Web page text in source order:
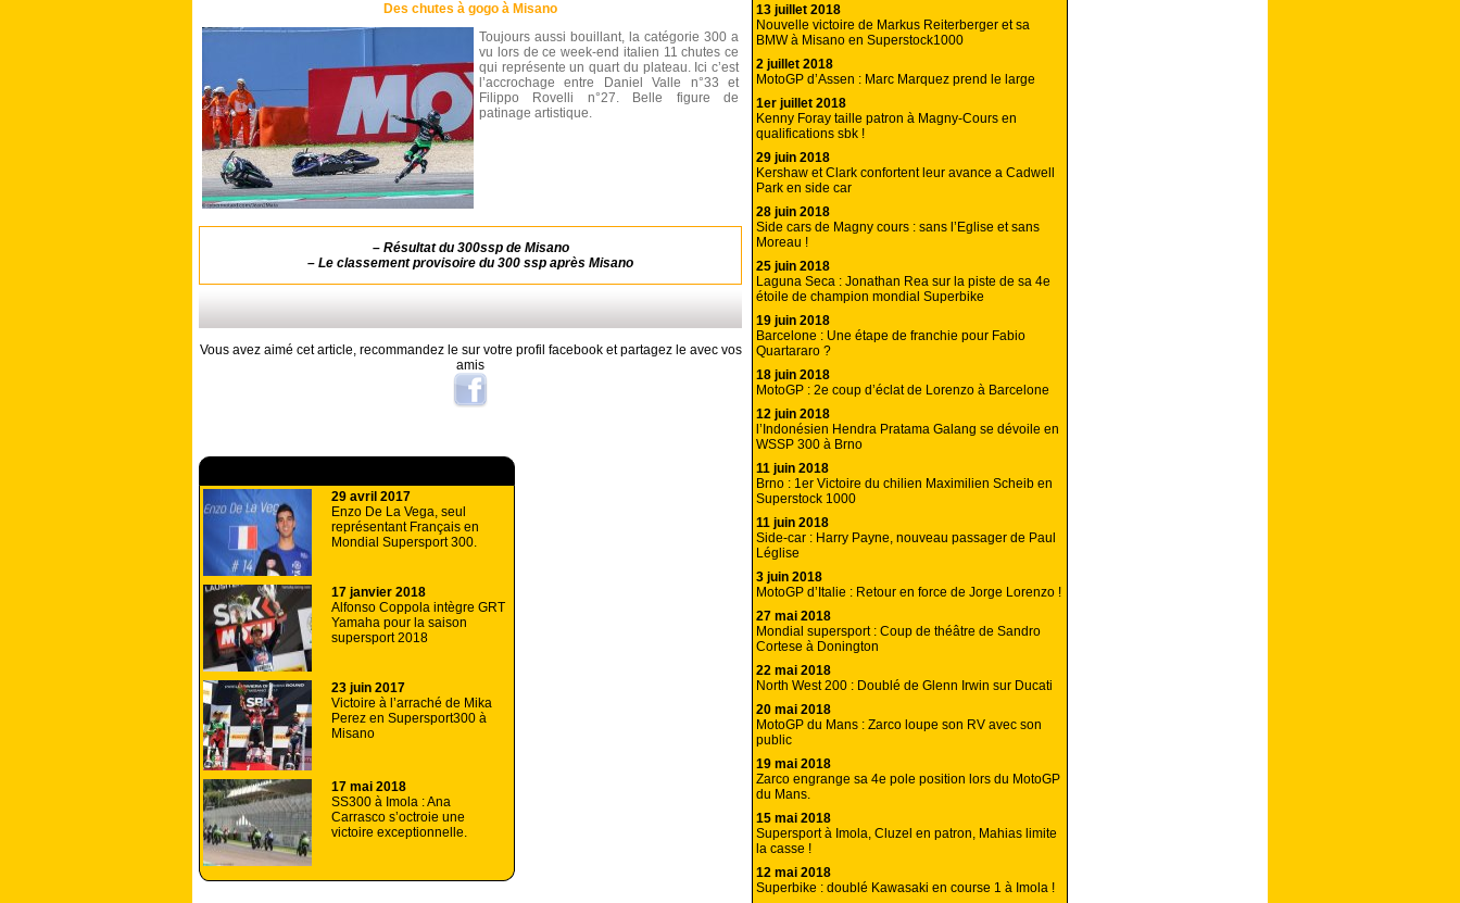
Des chutes à gogo à Misano
Toujours aussi bouillant, la catégorie 300 a
vu lors de ce week-end italien 11 chutes ce
qui représente un quart du plateau. Ici c’est
l’accrochage entre Daniel Valle n°33 et
Filippo Rovelli n°27. Belle figure de
patinage artistique.
– Résultat du 300ssp de Misano
– Le classement provisoire du 300 ssp après Misano
Vous avez aimé cet article, recommandez le sur votre profil facebook et partagez le avec vos
amis
29 avril 2017
Enzo De La Vega, seul
représentant Français en
Mondial Supersport 300.
17 janvier 2018
Alfonso Coppola intègre GRT
Yamaha pour la saison
supersport 2018
23 juin 2017
Victoire à l’arraché de Mika
Perez en Supersport300 à
Misano
17 mai 2018
SS300 à Imola : Ana
Carrasco s’octroie une
victoire exceptionnelle.
13 juillet 2018
Nouvelle victoire de Markus Reiterberger et sa
BMW à Misano en Superstock1000
2 juillet 2018
MotoGP d’Assen : Marc Marquez prend le large
1er juillet 2018
Kenny Foray taille patron à Magny-Cours en
qualifications sbk !
29 juin 2018
Kershaw et Clark confortent leur avance a Cadwell
Park en side car
28 juin 2018
Side cars de Magny cours : sans l’Eglise et sans
Moreau !
25 juin 2018
Laguna Seca : Jonathan Rea sur la piste de sa 4e
étoile de champion mondial Superbike
19 juin 2018
Barcelone : Une étape de franchie pour Fabio
Quartararo ?
18 juin 2018
MotoGP : 2e coup d’éclat de Lorenzo à Barcelone
12 juin 2018
l’Indonésien Hendra Pratama Galang se dévoile en
WSSP 300 à Brno
11 juin 2018
Brno : 1er Victoire du chilien Maximilien Scheib en
Superstock 1000
11 juin 2018
Side-car : Harry Payne, nouveau passager de Paul
Léglise
3 juin 2018
MotoGP d’Italie : Retour en force de Jorge Lorenzo !
27 mai 2018
Mondial supersport : Coup de théâtre de Sandro
Cortese à Donington
22 mai 2018
North West 200 : Doublé de Glenn Irwin sur Ducati
20 mai 2018
MotoGP du Mans : Zarco loupe son RV avec son
public
19 mai 2018
Zarco engrange sa 4e pole position lors du MotoGP
du Mans.
15 mai 2018
Supersport à Imola, Cluzel en patron, Mahias limite
la casse !
12 mai 2018
Superbike : doublé Kawasaki en course 1 à Imola !